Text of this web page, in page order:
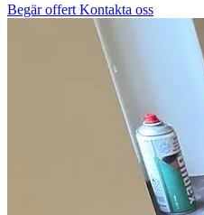
Begär offert Kontakta oss